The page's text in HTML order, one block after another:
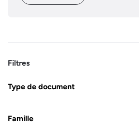
Filtres
Type de document
Famille